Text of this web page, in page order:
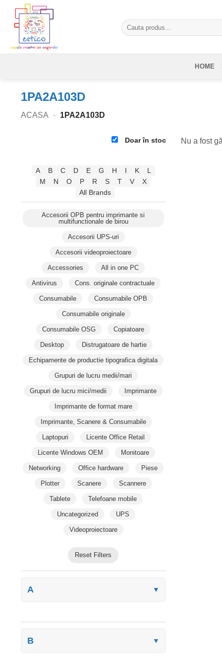
content
Caută
după:
HOME
1PA2A103D
ACASA - 1PA2A103D
Doar în stoc
A B C D E G H I K
L
M
N O P R S T V
X
All Brands
Accesorii OPB pentru imprimante si
multifunctionale de birou
Accesorii UPS-uri
Accesorii videoproiectoare
Accessories All in one PC
Antivirus Cons. originale contractuale
Consumabile Consumabile OPB
Consumabile originale
Consumabile OSG Copiatoare
Desktop Distrugatoare de hartie
Echipamente de productie tipografica digitala
Grupuri de lucru medii/mari
Grupuri de lucru mici/medii Imprimante
Imprimante de format mare
Imprimante, Scanere & Consumabile
Laptopuri Licente Office Retail
Licente Windows OEM Monitoare
Networking Office hardware Piese
Plotter Scanere Scannere
Tablete Telefoane mobile
Uncategorized UPS
Videoproiectoare
Reset Filters
A ▼
B ▼
Nu a fost